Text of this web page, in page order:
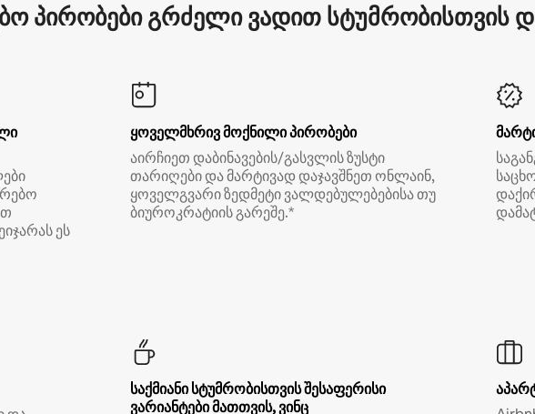
პირობები გრძელი ვადით სტუმრობისთვის
ეს
ყოველმხრივ მოქნილი პირობები
აირჩიეთ დაბინავების/გასვლის ზუსტი
თარიღები და მარტივად დაჯავშნეთ ონლაინ,
ყოველგვარი ზედმეტი ვალდებულებებისა თუ
ბიუროკრატიის გარეშე.*
საქმიანი სტუმრობისთვის შესაფერისი
ვარიანტები მათთვის, ვინც